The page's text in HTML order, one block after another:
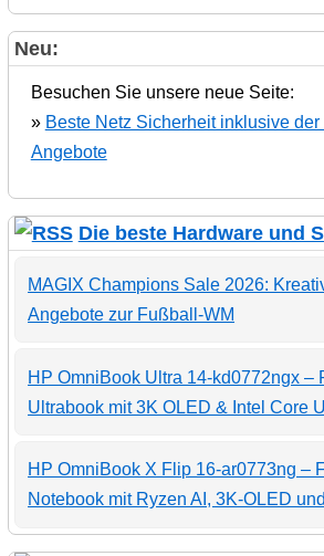
Neu:
Besuchen Sie unsere neue Seite:
» Beste Netz Sicherheit inklusive
Angebote
Die beste Hardware und
MAGIX Champions Sale 2026:
Angebote zur Fußball-WM
HP OmniBook Ultra 14-kd0772ngx –
Ultrabook mit 3K OLED & Intel Core
HP OmniBook X Flip 16-ar0773ng –
Notebook mit Ryzen AI, 3K-OLED